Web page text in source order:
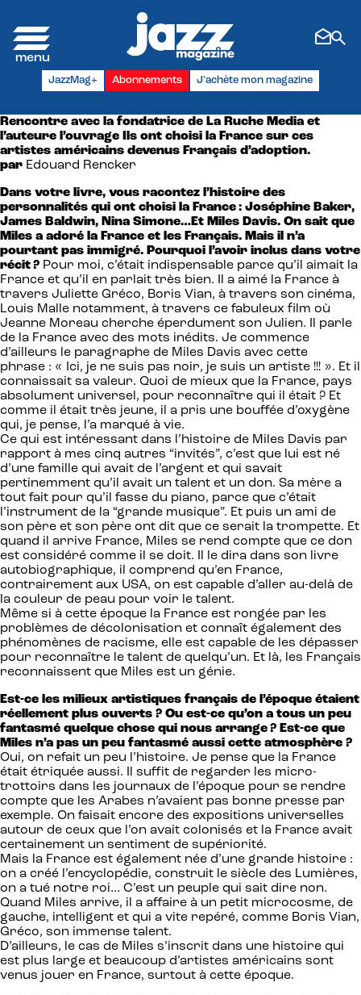
JazzMag+ Abonnements J'achète mon magazine
Rencontre avec la fondatrice de La Ruche Media et
l’auteure l’ouvrage Ils ont choisi la France sur ces
artistes américains devenus Français d’adoption.
par Edouard Rencker
Dans votre livre, vous racontez l’histoire des
personnalités qui ont choisi la France : Joséphine Baker,
James Baldwin, Nina Simone…Et Miles Davis. On sait que
Miles a adoré la France et les Français. Mais il n’a
pourtant pas immigré. Pourquoi l’avoir inclus dans votre
récit ? Pour moi, c’était indispensable parce qu’il aimait la
France et qu’il en parlait très bien. Il a aimé la France à
travers Juliette Gréco, Boris Vian, à travers son cinéma,
Louis Malle notamment, à travers ce fabuleux film où
Jeanne Moreau cherche éperdument son Julien. Il parle
de la France avec des mots inédits. Je commence
d’ailleurs le paragraphe de Miles Davis avec cette
phrase : « Ici, je ne suis pas noir, je suis un artiste !!! ». Et il
connaissait sa valeur. Quoi de mieux que la France, pays
absolument universel, pour reconnaître qui il était ? Et
comme il était très jeune, il a pris une bouffée d’oxygène
qui, je pense, l’a marqué à vie.
Ce qui est intéressant dans l’histoire de Miles Davis par
rapport à mes cinq autres “invités”, c’est que lui est né
d’une famille qui avait de l’argent et qui savait
pertinemment qu’il avait un talent et un don. Sa mère a
tout fait pour qu’il fasse du piano, parce que c’était
l’instrument de la “grande musique”. Et puis un ami de
son père et son père ont dit que ce serait la trompette. Et
quand il arrive France, Miles se rend compte que ce don
est considéré comme il se doit. Il le dira dans son livre
autobiographique, il comprend qu’en France,
contrairement aux USA, on est capable d’aller au-delà de
la couleur de peau pour voir le talent.
Même si à cette époque la France est rongée par les
problèmes de décolonisation et connaît également des
phénomènes de racisme, elle est capable de les dépasser
pour reconnaître le talent de quelqu’un. Et là, les Français
reconnaissent que Miles est un génie.
Est-ce les milieux artistiques français de l’époque étaient
réellement plus ouverts ? Ou est-ce qu’on a tous un peu
fantasmé quelque chose qui nous arrange ? Est-ce que
Miles n’a pas un peu fantasmé aussi cette atmosphère ?
Oui, on refait un peu l’histoire. Je pense que la France
était étriquée aussi. Il suffit de regarder les micro-
trottoirs dans les journaux de l’époque pour se rendre
compte que les Arabes n’avaient pas bonne presse par
exemple. On faisait encore des expositions universelles
autour de ceux que l’on avait colonisés et la France avait
certainement un sentiment de supériorité.
Mais la France est également née d’une grande histoire :
on a créé l’encyclopédie, construit le siècle des Lumières,
on a tué notre roi… C’est un peuple qui sait dire non.
Quand Miles arrive, il a affaire à un petit microcosme, de
gauche, intelligent et qui a vite repéré, comme Boris Vian,
Gréco, son immense talent.
D’ailleurs, le cas de Miles s’inscrit dans une histoire qui
est plus large et beaucoup d’artistes américains sont
venus jouer en France, surtout à cette époque.